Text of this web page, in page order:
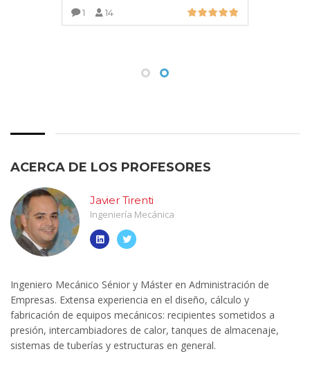
1 14
ACERCA DE LOS PROFESORES
Javier Tirenti
Ingeniería Mecánica
Ingeniero Mecánico Sénior y Máster en Administración de
Empresas. Extensa experiencia en el diseño, cálculo y
fabricación de equipos mecánicos: recipientes sometidos a
presión, intercambiadores de calor, tanques de almacenaje,
sistemas de tuberías y estructuras en general.